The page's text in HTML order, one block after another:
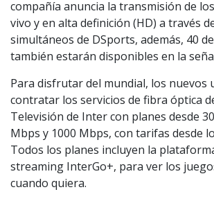
compañía anuncia la transmisión de
vivo y en alta definición (HD) a través
simultáneos de DSports, además, 40
también estarán disponibles en la
Para disfrutar del mundial, los nuevos
contratar los servicios de fibra óptica
Televisión de Inter con planes desde
Mbps y 1000 Mbps, con tarifas desde
Todos los planes incluyen la
streaming InterGo+, para ver los
cuando quiera.